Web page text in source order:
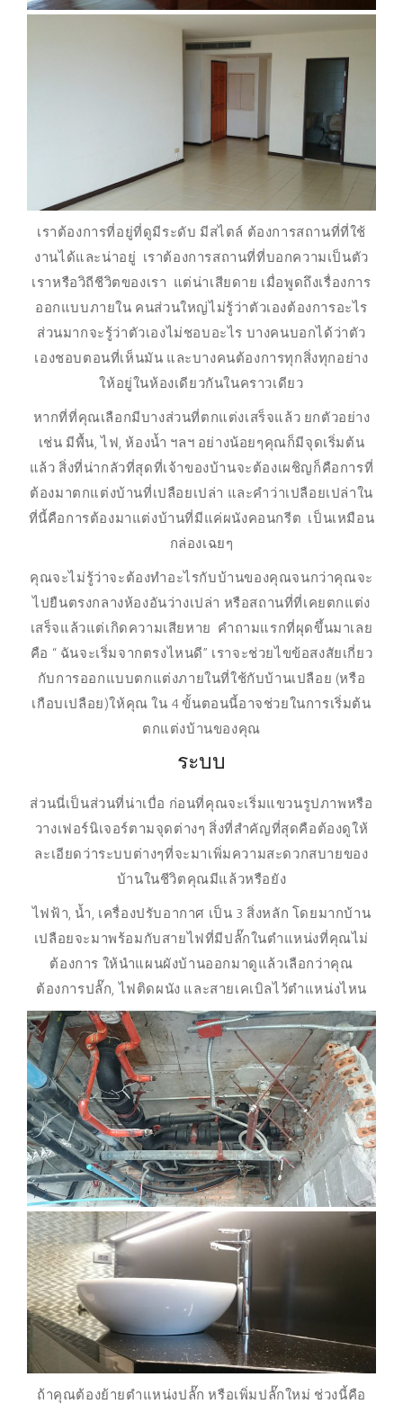
เราต้องการที่อยู่ที่ดูมีระดับ มีสไตล์ ต้องการสถานที่ที่ใช้
งานได้และน่าอยู่ เราต้องการสถานที่ที่บอกความเป็นตัว
เราหรือวิถีชีวิตของเรา แต่น่าเสียดาย เมื่อพูดถึงเรื่องการ
ออกแบบภายใน คนส่วนใหญ่ไม่รู้ว่าตัวเองต้องการอะไร
ส่วนมากจะรู้ว่าตัวเองไม่ชอบอะไร บางคนบอกได้ว่าตัว
เองชอบตอนที่เห็นมัน และบางคนต้องการทุกสิ่งทุกอย่าง
ให้อยู่ในห้องเดียวกันในคราวเดียว
หากที่ที่คุณเลือกมีบางส่วนที่ตกแต่งเสร็จแล้ว ยกตัวอย่าง
เช่น มีพื้น, ไฟ, ห้องน้ำ ฯลฯ อย่างน้อยๆคุณก็มีจุดเริ่มต้น
แล้ว สิ่งที่น่ากลัวที่สุดที่เจ้าของบ้านจะต้องเผชิญก็คือการที่
ต้องมาตกแต่งบ้านที่เปลือยเปล่า และคำว่าเปลือยเปล่าใน
ที่นี้คือการต้องมาแต่งบ้านที่มีแค่ผนังคอนกรีต เป็นเหมือน
กล่องเฉยๆ
คุณจะไม่รู้ว่าจะต้องทำอะไรกับบ้านของคุณจนกว่าคุณจะ
ไปยืนตรงกลางห้องอันว่างเปล่า หรือสถานที่ที่เคยตกแต่ง
เสร็จแล้วแต่เกิดความเสียหาย คำถามแรกที่ผุดขึ้นมาเลย
คือ “ ฉันจะเริ่มจากตรงไหนดี” เราจะช่วยไขข้อสงสัยเกี่ยว
กับการออกแบบตกแต่งภายในที่ใช้กับบ้านเปลือย (หรือ
เกือบเปลือย)ให้คุณ ใน 4 ขั้นตอนนี้อาจช่วยในการเริ่มต้น
ตกแต่งบ้านของคุณ
ระบบ
ส่วนนี่เป็นส่วนที่น่าเบื่อ ก่อนที่คุณจะเริ่มแขวนรูปภาพหรือ
วางเฟอร์นิเจอร์ตามจุดต่างๆ สิ่งที่สำคัญที่สุดคือต้องดูให้
ละเอียดว่าระบบต่างๆที่จะมาเพิ่มความสะดวกสบายของ
บ้านในชีวิตคุณมีแล้วหรือยัง
ไฟฟ้า, น้ำ, เครื่องปรับอากาศ เป็น 3 สิ่งหลัก โดยมากบ้าน
เปลือยจะมาพร้อมกับสายไฟที่มีปลั๊กในตำแหน่งที่คุณไม่
ต้องการ ให้นำแผนผังบ้านออกมาดูแล้วเลือกว่าคุณ
ต้องการปลั๊ก, ไฟติดผนัง และสายเคเบิลไว้ตำแหน่งไหน
ถ้าคุณต้องย้ายตำแหน่งปลั๊ก หรือเพิ่มปลั๊กใหม่ ช่วงนี้คือ